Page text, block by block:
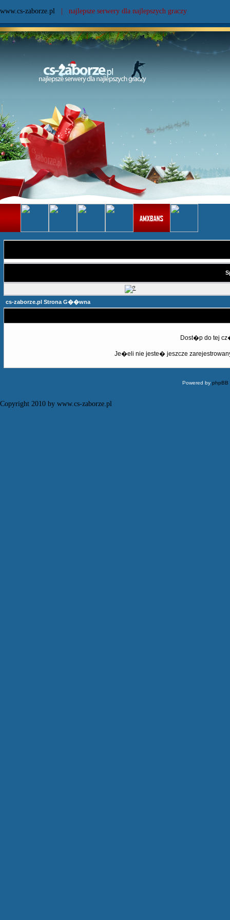
www.cs-zaborze.pl | najlepsze serwery dla najlepszych graczy
cs-zaborze.pl Strona G��wna
Dost�p do tej
Je�eli nie jeste� jeszcze
Powered byphpBB
Copyright 2010 by www.cs-zaborze.pl